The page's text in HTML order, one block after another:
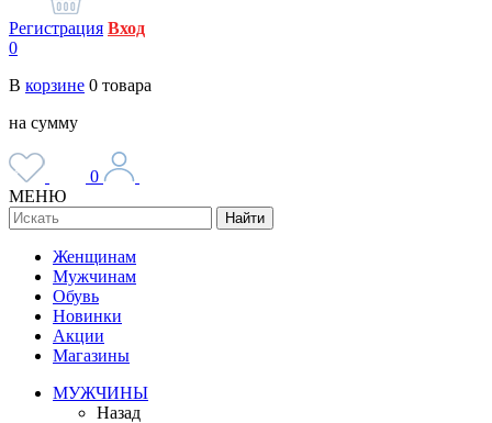
Регистрация Вход
0
В корзине 0 товара
на сумму
0
МЕНЮ
Найти
Женщинам
Мужчинам
Обувь
Новинки
Акции
Магазины
МУЖЧИНЫ
Назад